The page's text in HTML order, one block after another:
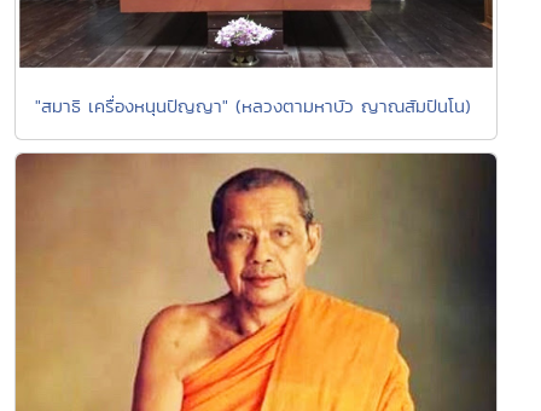
"สมาธิ เครื่องหนุนปัญญา" (หลวงตามหาบัว ญาณสัมปันโน)